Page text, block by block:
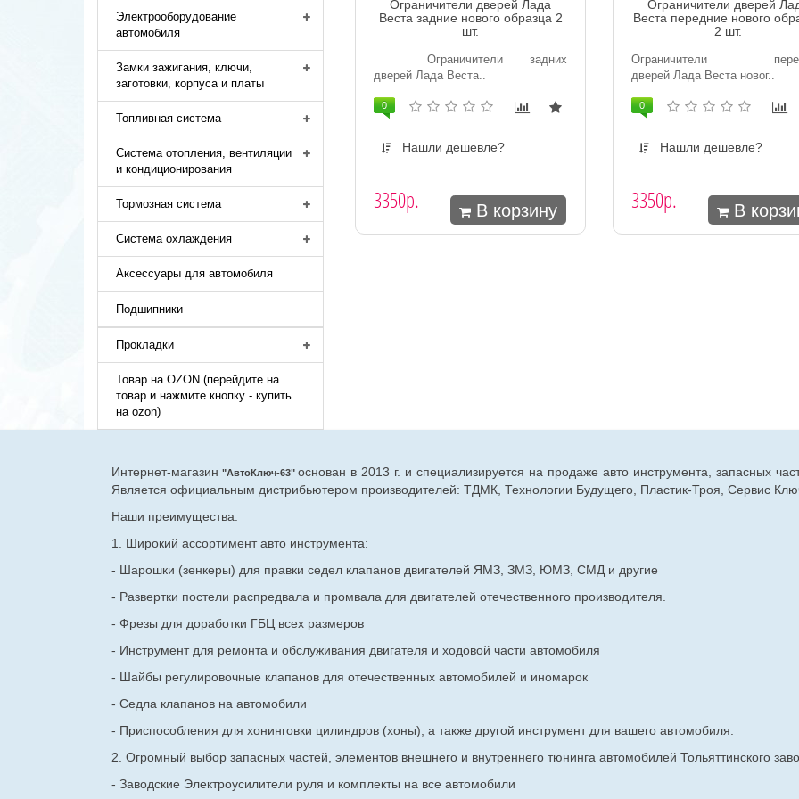
Электрооборудование
автомобиля
Замки зажигания, ключи,
заготовки, корпуса и платы
Топливная система
Система отопления, вентиляции
и кондиционирования
Тормозная система
Система охлаждения
Аксессуары для автомобиля
Подшипники
Прокладки
Товар на OZON (перейдите на
товар и нажмите кнопку - купить
на ozon)
Ограничители дверей Лада
Веста задние нового образца 2
шт.
Ограничители задних
дверей Лада Веста..
0
Нашли дешевле?
3350р. В корзину
Ограничители дверей
Веста передние нового
2 шт.
Ограничители
дверей Лада Веста новог..
0
Нашли дешевле?
3350р. В
Интернет-магазин "АвтоКлюч-63"основан в 2013 г. и специализируется на продаже авто инструмента, запасных
Является официальным дистрибьютером производителей: ТДМК, Технологии Будущего, Пластик-Троя, Сервис
Наши преимущества:
1. Широкий ассортимент авто инструмента:
- Шарошки (зенкеры) для правки седел клапанов двигателей ЯМЗ, ЗМЗ, ЮМЗ, СМД и другие
- Развертки постели распредвала и промвала для двигателей отечественного производителя.
- Фрезы для доработки ГБЦ всех размеров
- Инструмент для ремонта и обслуживания двигателя и ходовой части автомобиля
- Шайбы регулировочные клапанов для отечественныхавтомобилей и иномарок
- Седла клапанов на автомобили
- Приспособления для хонинговки цилиндров (хоны), а также другой инструмент для вашего автомобиля.
2. Огромный выбор запасных частей, элементов внешнего и внутреннего тюнинга автомобилей Тольяттинского
- Заводские Электроусилители руля и комплекты на все автомобили